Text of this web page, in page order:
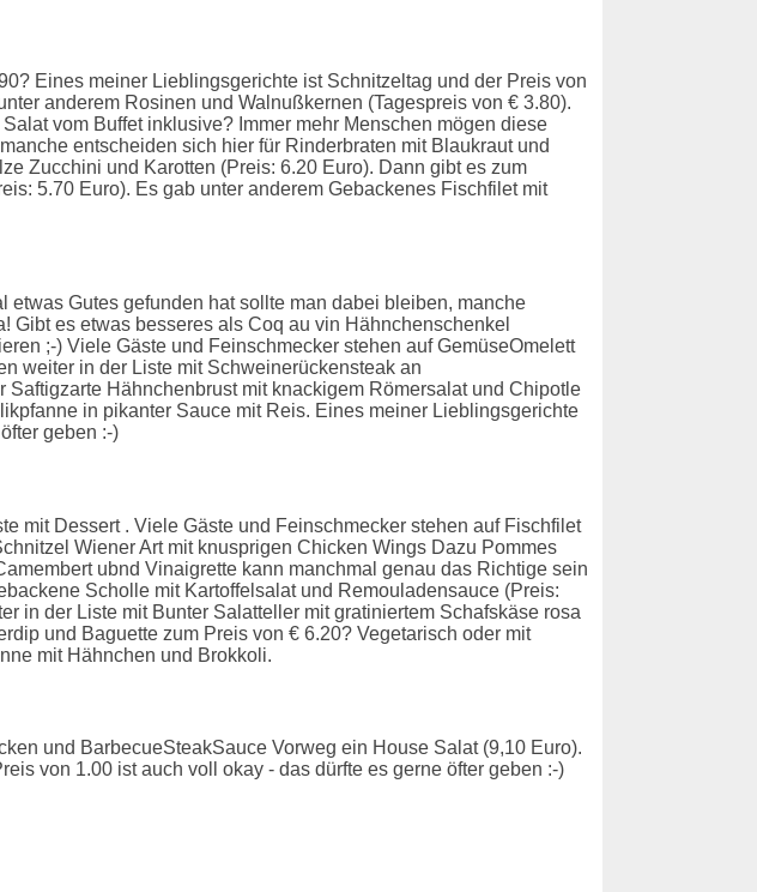
Eines meiner Lieblingsgerichte ist Schnitzeltag und der Preis von
anderem Rosinen und Walnußkernen (Tagespreis von € 3.80).
vom Buffet inklusive? Immer mehr Menschen mögen diese
entscheiden sich hier für Rinderbraten mit Blaukraut und
Zucchini und Karotten (Preis: 6.20 Euro). Dann gibt es zum
5.70 Euro). Es gab unter anderem Gebackenes Fischfilet mit
Gutes gefunden hat sollte man dabei bleiben, manche
es etwas besseres als Coq au vin Hähnchenschenkel
;-) Viele Gäste und Feinschmecker stehen auf GemüseOmelett
weiter in der Liste mit Schweinerückensteak an
Hähnchenbrust mit knackigem Römersalat und Chipotle
in pikanter Sauce mit Reis. Eines meiner Lieblingsgerichte
geben :-)
mit Dessert . Viele Gäste und Feinschmecker stehen auf Fischfilet
Wiener Art mit knusprigen Chicken Wings Dazu Pommes
ubnd Vinaigrette kann manchmal genau das Richtige sein
Scholle mit Kartoffelsalat und Remouladensauce (Preis:
in der Liste mit Bunter Salatteller mit gratiniertem Schafskäse rosa
und Baguette zum Preis von € 6.20? Vegetarisch oder mit
mit Hähnchen und Brokkoli.
und BarbecueSteakSauce Vorweg ein House Salat (9,10 Euro).
von 1.00 ist auch voll okay - das dürfte es gerne öfter geben :-)